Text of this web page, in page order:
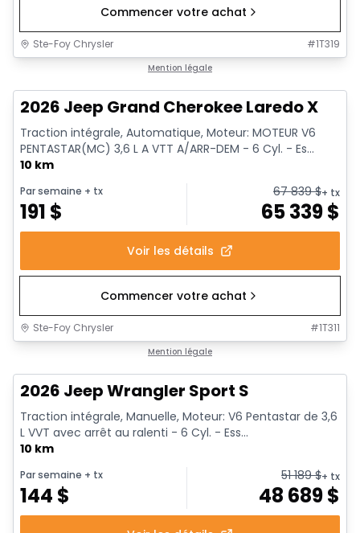
Commencer votre achat
Ste-Foy Chrysler #1T319
Mention légale
2026 Jeep Grand Cherokee Laredo X
Traction intégrale, Automatique, Moteur: MOTEUR V6
PENTASTAR(MC) 3,6 L A VTT A/ARR-DEM - 6 Cyl. - Es...
10 km
Par semaine + tx
191 $
67 839$+ tx
65 339$
Voir les détails
Commencer votre achat
Ste-Foy Chrysler #1T311
Mention légale
2026 Jeep Wrangler Sport S
Traction intégrale, Manuelle, Moteur: V6 Pentastar de 3,6
L VVT avec arrêt au ralenti - 6 Cyl. - Ess...
10 km
Par semaine + tx
144 $
51 189$+ tx
48 689$